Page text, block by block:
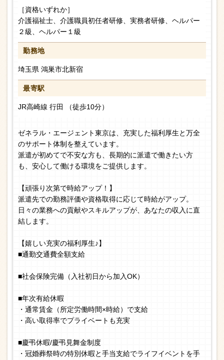
［資格いずれか］
介護福祉士、介護職員初任者研修、実務者研修、ヘルパー
２級、ヘルパー１級
勤務地
埼玉県 鴻巣市北新宿
最寄駅
JR高崎線 行田 （徒歩10分）
ゼネラル・エージェント東京は、充実した福利厚生と万全
のサポート体制を整えています。
派遣が初めてで不安な方も、長期的に派遣で働きたい方
も、安心して働ける環境をご提供します。
【頑張り次第で時給アップ！】
派遣先での勤務評価や資格取得に応じて時給がアップ。
日々の業務への貢献やスキルアップが、あなたの収入に直
結します。
【嬉しい充実の福利厚生♪】
■通勤交通費全額支給
■社会保険完備（入社初日から加入OK）
■年次有給休暇
・通常賃金（所定労働時間×時給）で支給
・高い取得率でプライベートも充実
■慶弔休暇/慶弔見舞金制度
・冠婚葬祭時の特別休暇と手当支給でライフイベントを手